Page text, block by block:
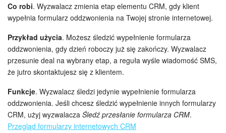
Co robi. Wyzwalacz zmienia etap elementu CRM, gdy klient
wypełnia formularz oddzwonienia na Twojej stronie internetowej.
Przykład użycia. Możesz śledzić wypełnienie formularza
oddzwonienia, gdy dzień roboczy już się zakończy. Wyzwalacz
przesunie deal na wybrany etap, a reguła wyśle wiadomość ​​SMS,
że ​​jutro skontaktujesz się z klientem.
Funkcje. Wyzwalacz śledzi jedynie wypełnienie formularza
oddzwonienia. Jeśli chcesz śledzić wypełnienie innych formularzy
CRM, użyj wyzwalacza Śledź przesłanie formularza CRM.
Przegląd formularzy internetowych CRM